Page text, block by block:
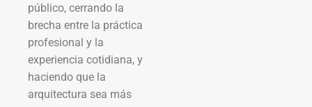
público, cerrando la
brecha entre la práctica
profesional y la
experiencia cotidiana, y
haciendo que la
arquitectura sea más